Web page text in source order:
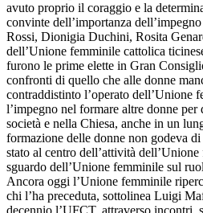
avuto proprio il coraggio e la
convinte dell’importanza
Rossi, Dionigia Duchini, Rosita
dell’Unione femminile cattolica
furono le prime elette in Gran
confronti di quello che alle donne
contraddistinto l’operato dell’Unione
l’impegno nel formare altre donne per
società e nella Chiesa, anche in un
formazione delle donne non godeva
stato al centro dell’attività
sguardo dell’Unione femminile sul
Ancora oggi l’Unione femminile
chi l’ha preceduta, sottolinea Luigi
decennio l’UFCT, attraverso incontri,